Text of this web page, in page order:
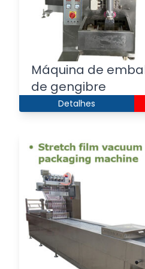
Máquina de
de gengibre
Detalhes